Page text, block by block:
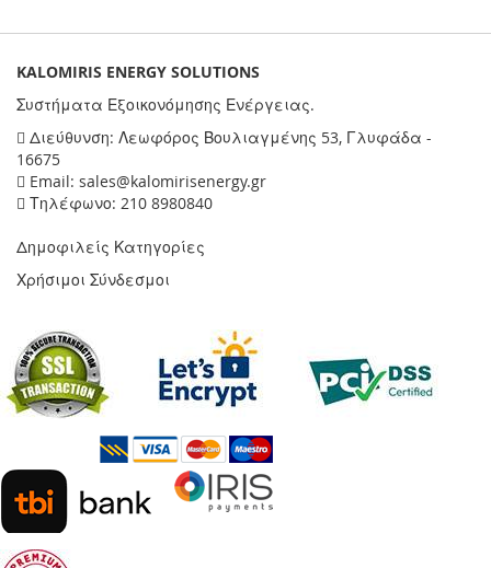
KALOMIRIS ENERGY SOLUTIONS
Συστήματα Εξοικονόμησης Ενέργειας.
Διεύθυνση: Λεωφόρος Βουλιαγμένης 53, Γλυφάδα -
16675
Email: sales@kalomirisenergy.gr
Τηλέφωνο: 210 8980840
Δημοφιλείς Κατηγορίες
Χρήσιμοι Σύνδεσμοι